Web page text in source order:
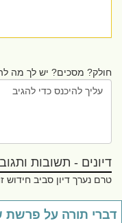
חולק? מסכים? יש לך מה
דיונים - תשובות ותגובות
טרם נערך דיון סביב חידוש זה
תורה על פרשת